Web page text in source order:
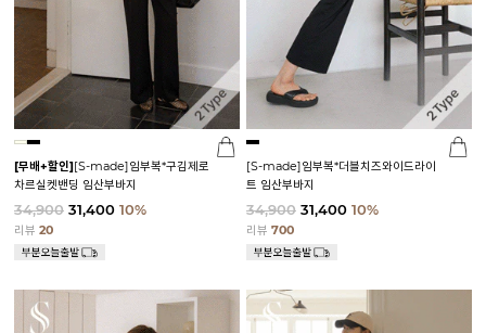
[무배+할인][S-made]임부복*구김제로
차르실켓밴딩 임산부바지
34,900 31,400 10%
리뷰 20
[S-made]임부복*더블치즈와이드라이
트 임산부바지
34,900 31,400 10%
리뷰 700